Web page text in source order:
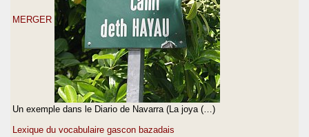
MERGER
Un exemple dans le Diario de Navarra (La joya (…)
Lexique du vocabulaire gascon bazadais